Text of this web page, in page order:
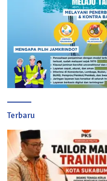
Terbaru